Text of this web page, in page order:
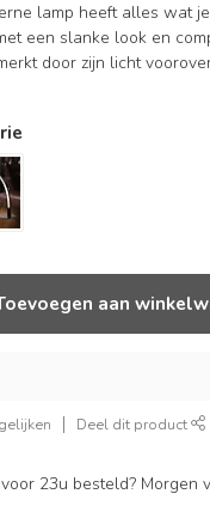
lamp heeft alles wat
een slanke look en
door zijn licht
aan
Deel dit product
23u besteld? Morgen